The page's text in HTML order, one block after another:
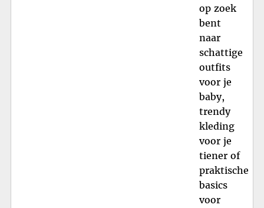
op zoek
bent
naar
schattige
outfits
voor je
baby,
trendy
kleding
voor je
tiener of
praktische
basics
voor